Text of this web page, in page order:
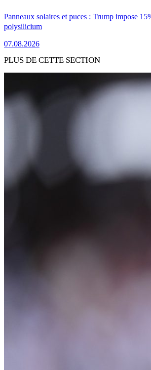
Panneaux solaires et puces : Trump impose
polysilicium
07.08.2026
PLUS DE CETTE SECTION